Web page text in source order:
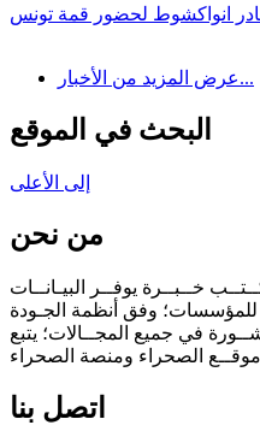
انواكشوط لحضور قمة تونس
عرض المزيد من الأخبار...
البحث في الموقع
إلى الأعلى
من نحن
خــبــرة يوفــر البيـانــات
للمؤسسات؛ وفق أنظمة الجـودة
في جميع المجــالات؛ يتبع
اتصل بنا